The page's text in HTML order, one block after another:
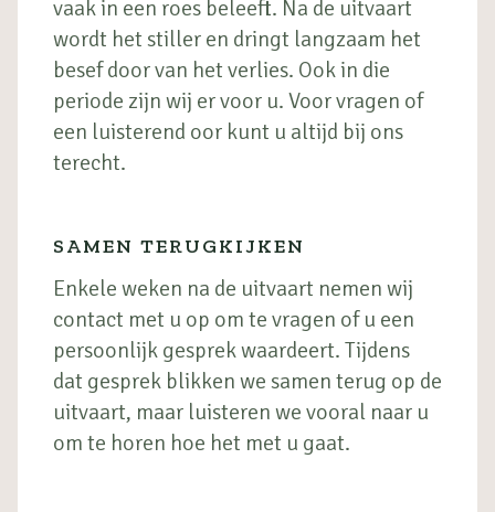
vaak in een roes beleeft. Na de uitvaart
wordt het stiller en dringt langzaam het
besef door van het verlies. Ook in die
periode zijn wij er voor u. Voor vragen of
een luisterend oor kunt u altijd bij ons
terecht.
SAMEN TERUGKIJKEN
Enkele weken na de uitvaart nemen wij
contact met u op om te vragen of u een
persoonlijk gesprek waardeert. Tijdens
dat gesprek blikken we samen terug op de
uitvaart, maar luisteren we vooral naar u
om te horen hoe het met u gaat.